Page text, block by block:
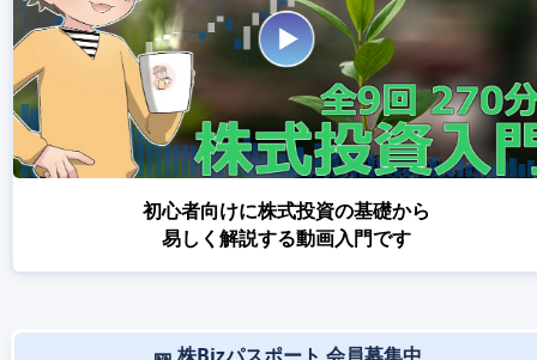
初心者向けに株式投資の基礎から
易しく解説する動画入門です